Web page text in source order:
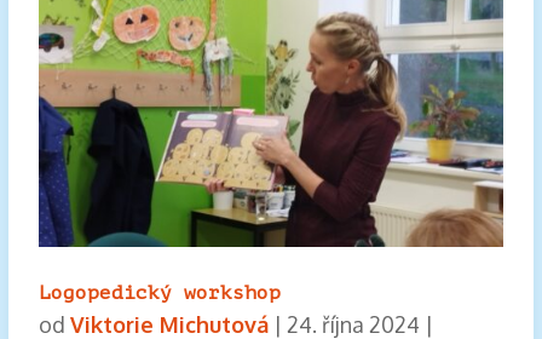
Logopedický workshop
od Viktorie Michutová| 24. října 2024 |